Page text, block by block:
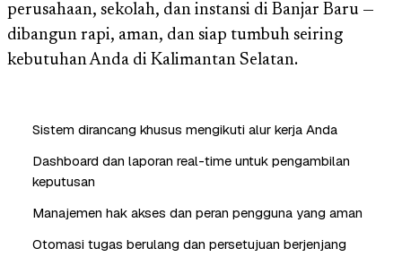
perusahaan, sekolah, dan instansi di Banjar Baru —
dibangun rapi, aman, dan siap tumbuh seiring
kebutuhan Anda di Kalimantan Selatan.
Sistem dirancang khusus mengikuti alur kerja Anda
Dashboard dan laporan real-time untuk pengambilan
keputusan
Manajemen hak akses dan peran pengguna yang aman
Otomasi tugas berulang dan persetujuan berjenjang